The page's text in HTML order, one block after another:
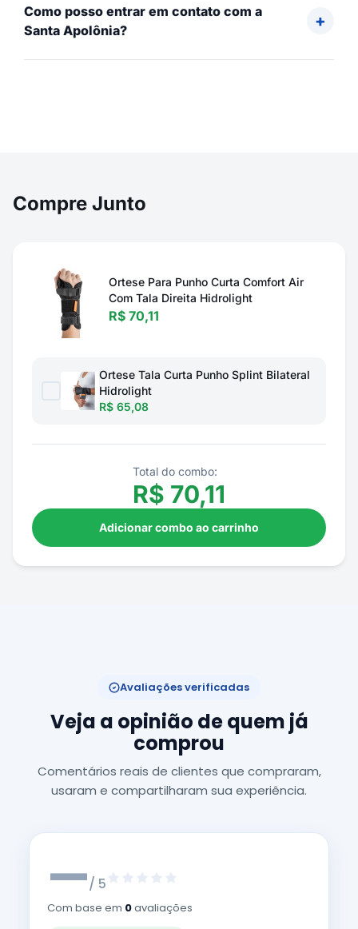
Como posso entrar em contato com a
Santa Apolônia?
Compre Junto
Ortese Para Punho Curta Comfort Air
Com Tala Direita Hidrolight
R$ 70,11
Ortese Tala Curta Punho Splint Bilateral
Hidrolight
R$ 65,08
Total do combo:
R$ 70,11
Adicionar combo ao carrinho
Avaliações verificadas
Veja a opinião de quem já
comprou
Comentários reais de clientes que compraram,
usaram e compartilharam sua experiência.
—/ 5
Com base em 0avaliações